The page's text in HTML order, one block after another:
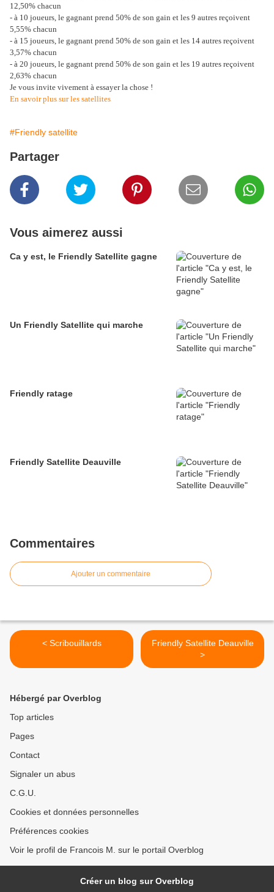
12,50% chacun
- à 10 joueurs, le gagnant prend 50% de son gain et les 9 autres reçoivent
5,55% chacun
- à 15 joueurs, le gagnant prend 50% de son gain et les 14 autres reçoivent
3,57% chacun
- à 20 joueurs, le gagnant prend 50% de son gain et les 19 autres reçoivent
2,63% chacun
Je vous invite vivement à essayer la chose !
En savoir plus sur les satellites
#Friendly satellite
Partager
Vous aimerez aussi
Ca y est, le Friendly Satellite gagne
Un Friendly Satellite qui marche
Friendly ratage
Friendly Satellite Deauville
Commentaires
Ajouter un commentaire
< Scribouillards
Friendly Satellite Deauville
>
Hébergé par Overblog
Top articles
Pages
Contact
Signaler un abus
C.G.U.
Cookies et données personnelles
Préférences cookies
Voir le profil de Francois M. sur le portail Overblog
Créer un blog sur Overblog